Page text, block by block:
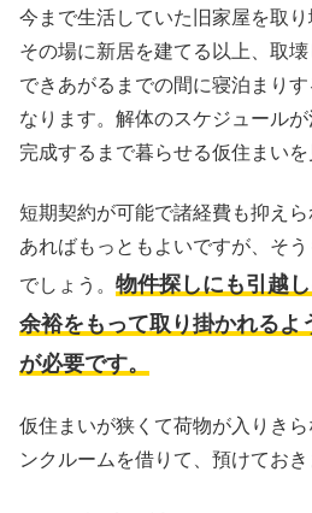
今まで生活していた旧家屋を取
その場に新居を建てる以上、取
できあがるまでの間に寝泊まり
なります。解体のスケジュール
完成するまで暮らせる仮住まいを
短期契約が可能で諸経費も抑え
あればもっともよいですが、そ
でしょう。 物件探しにも引越
余裕をもって取り掛かれるよ
が必要です。
仮住まいが狭くて荷物が入りき
ンクルームを借りて、預けておき